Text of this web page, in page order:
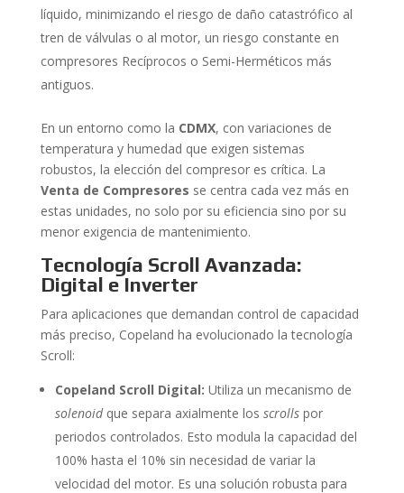
líquido, minimizando el riesgo de daño catastrófico al
tren de válvulas o al motor, un riesgo constante en
compresores Recíprocos o Semi-Herméticos más
antiguos.
En un entorno como la CDMX, con variaciones de
temperatura y humedad que exigen sistemas
robustos, la elección del compresor es crítica. La
Venta de Compresores se centra cada vez más en
estas unidades, no solo por su eficiencia sino por su
menor exigencia de mantenimiento.
Tecnología Scroll Avanzada:
Digital e Inverter
Para aplicaciones que demandan control de capacidad
más preciso, Copeland ha evolucionado la tecnología
Scroll:
Copeland Scroll Digital: Utiliza un mecanismo de
solenoidque separa axialmente los scrollspor
periodos controlados. Esto modula la capacidad del
100% hasta el 10% sin necesidad de variar la
velocidad del motor. Es una solución robusta para